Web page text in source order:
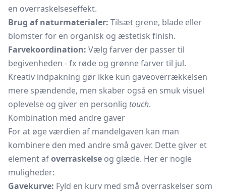
en overraskelseseffekt.
Brug af naturmaterialer: Tilsæt grene, blade eller
blomster for en organisk og æstetisk finish.
Farvekoordination: Vælg farver der passer til
begivenheden - fx røde og grønne farver til jul.
Kreativ indpakning gør ikke kun gaveoverrækkelsen
mere spændende, men skaber også en smuk visuel
oplevelse og giver en personlig touch.
Kombination med andre gaver
For at øge værdien af mandelgaven kan man
kombinere den med andre små gaver. Dette giver et
element afoverraskelse og glæde. Her er nogle
muligheder:
Gavekurve: Fyld en kurv med små overraskelser som